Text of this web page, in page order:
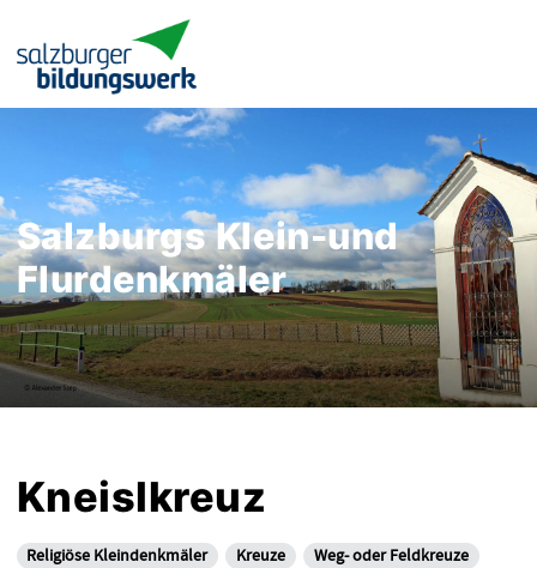
Salzburgs Klein-und
Flurdenkmäler
Kneislkreuz
Religiöse Kleindenkmäler Kreuze Weg- oder Feldkreuze